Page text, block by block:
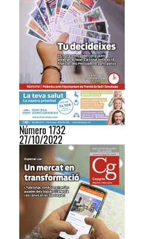
Número 1732
27/10/2022